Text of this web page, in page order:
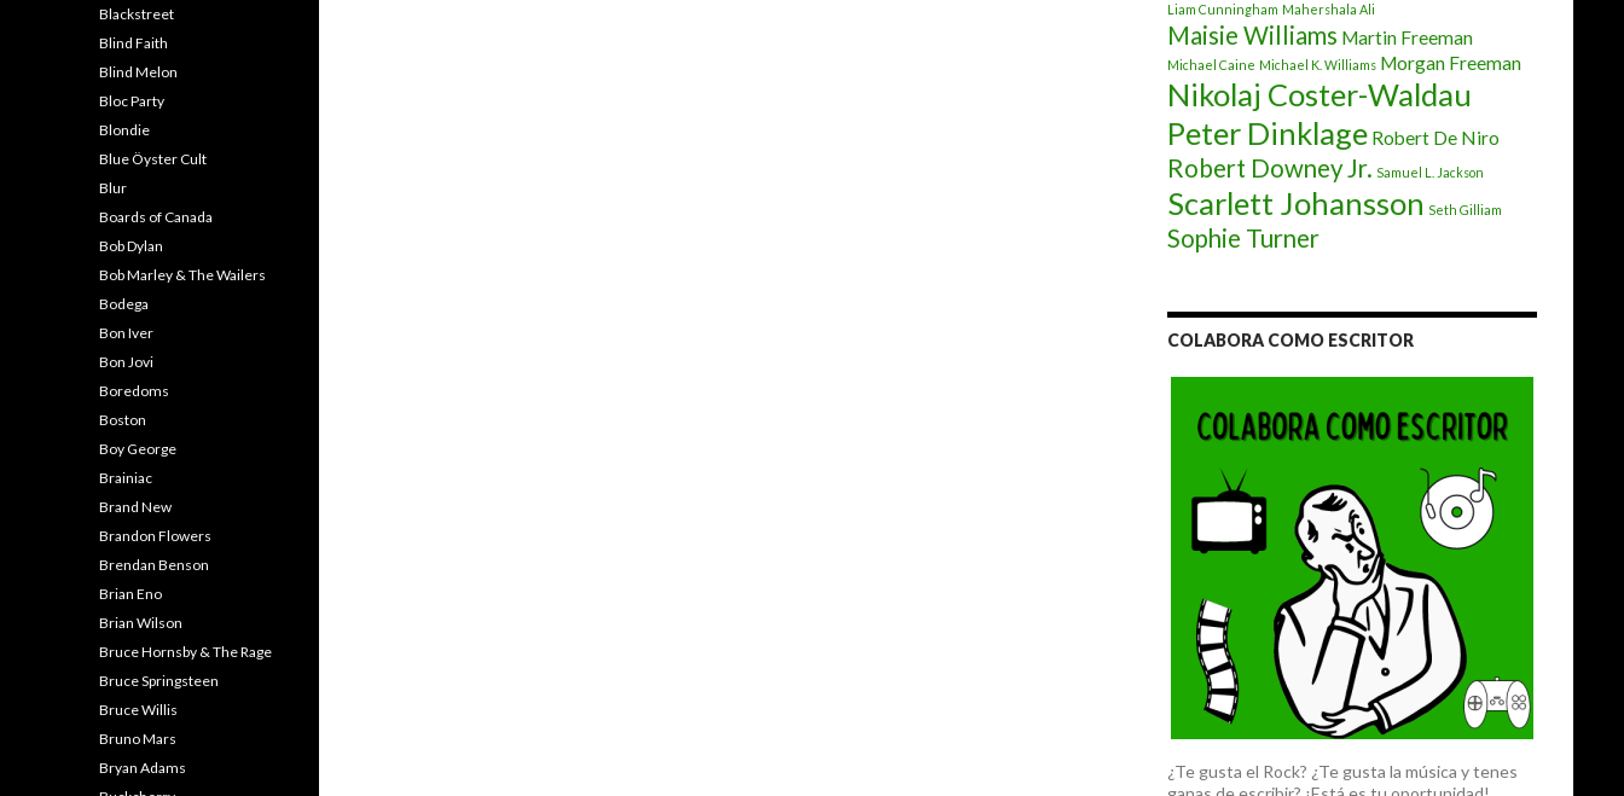
Liam Cunningham Mahershala Ali
Maisie Williams Martin Freeman
Michael Caine Michael K. Williams Morgan Freeman
Nikolaj Coster-Waldau
Peter Dinklage Robert De Niro
Robert Downey Jr. Samuel L. Jackson
Scarlett Johansson Seth Gilliam
Sophie Turner
COLABORA COMO ESCRITOR
¿Te gusta el Rock? ¿Te gusta la música y tenes
Blackstreet
Blind Faith
Blind Melon
Bloc Party
Blondie
Blue Öyster Cult
Blur
Boards of Canada
Bob Dylan
Bob Marley & The Wailers
Bodega
Bon Iver
Bon Jovi
Boredoms
Boston
Boy George
Brainiac
Brand New
Brandon Flowers
Brendan Benson
Brian Eno
Brian Wilson
Bruce Hornsby & The Rage
Bruce Springsteen
Bruce Willis
Bruno Mars
Bryan Adams